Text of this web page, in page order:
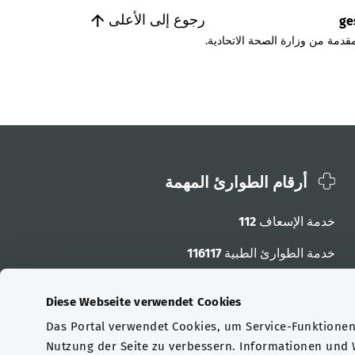
Diese Webseite verwendet Cookies
Das Portal verwendet Cookies, um Service-
Nutzung der Seite zu verbessern. Informationen
رجوع إلى الأعلى
من وزارة الصحة الاتحادية.
أرقام الطوارئ المهمة
خدمة الإسعاف 112
خدمة الطوارئ الطبية116117